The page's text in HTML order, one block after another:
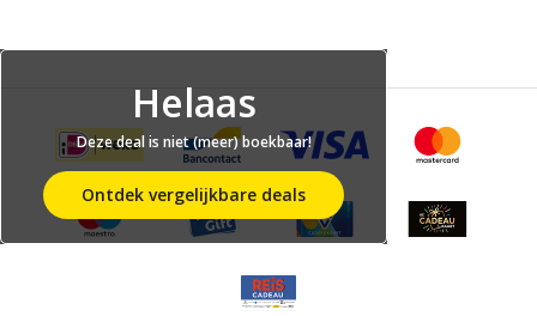
Helaas
Deze deal is niet (meer) boekbaar!
Ontdek vergelijkbare deals